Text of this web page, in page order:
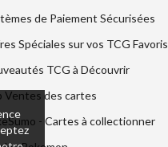
de Paiement Sécurisées
Spéciales sur vos TCG Favoris
TCG à Découvrir
Ventes des cartes
- Cartes à collectionner